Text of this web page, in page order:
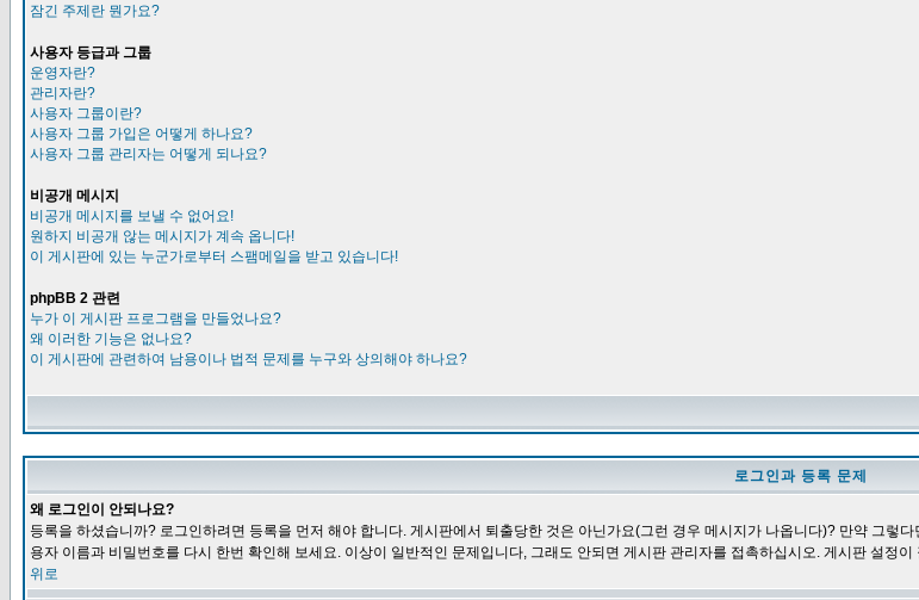
잠긴 주제란 뭔가요?
사용자 등급과 그룹
운영자란?
관리자란?
사용자 그룹이란?
사용자 그룹 가입은 어떻게 하나요?
사용자 그룹 관리자는 어떻게 되나요?
비공개 메시지
비공개 메시지를 보낼 수 없어요!
원하지 비공개 않는 메시지가 계속 옵니다!
이 게시판에 있는 누군가로부터 스팸메일을 받고 있습니다!
phpBB 2 관련
누가 이 게시판 프로그램을 만들었나요?
왜 이러한 기능은 없나요?
이 게시판에 관련하여 남용이나 법적 문제를 누구와 상의해야 하나요?
로그인과 등록 문제
왜 로그인이 안되나요?
등록을 하셨습니까? 로그인하려면 등록을 먼저 해야 합니다. 게시판에서 퇴출당한 것은 아닌가요(그런 경우 메시지가 나옵니다)? 만약 그렇
용자 이름과 비밀번호를 다시 한번 확인해 보세요. 이상이 일반적인 문제입니다, 그래도 안되면 게시판 관리자를 접촉하십시오. 게시판 설정
위로